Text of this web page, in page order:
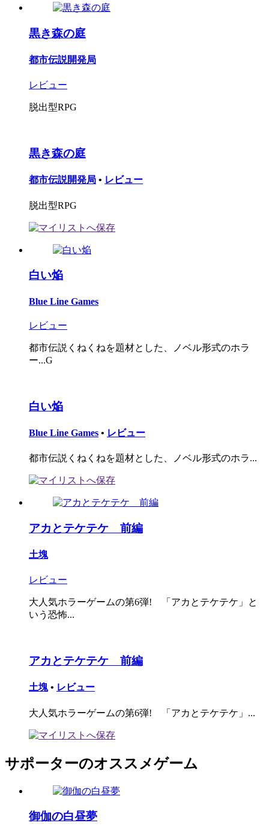
黒き森の庭
都市伝説開発局
レビュー
脱出型RPG
黒き森の庭
都市伝説開発局 • レビュー
脱出型RPG
白い焔
Blue Line Games
レビュー
都市伝説くねくねを題材とした、ノベル形式のホラ
ー...G
白い焔
Blue Line Games • レビュー
都市伝説くねくねを題材とした、ノベル形式のホラ...
アカとテケテケ 前編
土塊
レビュー
大人気ホラーゲームの第6弾! 「アカとテケテケ」と
いう恐怖...
アカとテケテケ 前編
土塊 • レビュー
大人気ホラーゲームの第6弾! 「アカとテケテケ」...
サポーターのオススメゲーム
御伽の白昼夢